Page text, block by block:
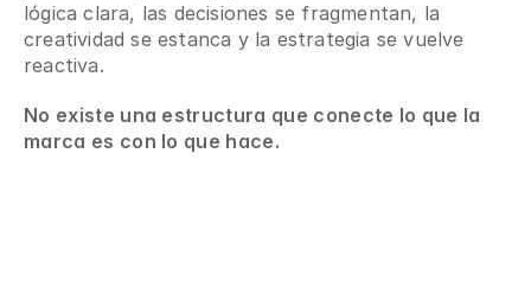
lógica clara, las decisiones se fragmentan, la
creatividad se estanca y la estrategia se vuelve
reactiva.
No existe una estructura que conecte lo que la
marca es con lo que hace.